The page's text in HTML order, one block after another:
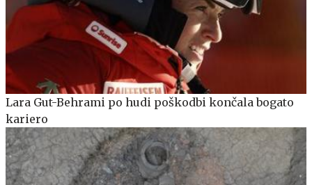
Lara Gut-Behrami po hudi poškodbi končala bogato
kariero